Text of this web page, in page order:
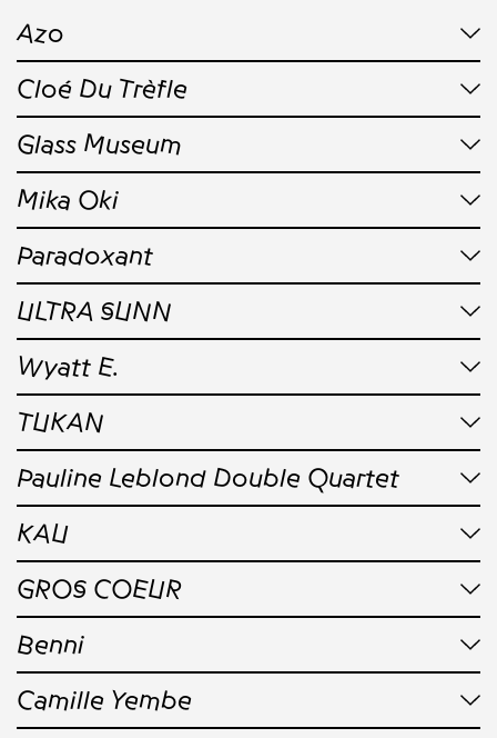
Azo
Cloé Du Trèfle
Glass Museum
Mika Oki
Paradoxant
ULTRA SUNN
Wyatt E.
TUKAN
Pauline Leblond Double Quartet
KAU
GROS COEUR
Benni
Camille Yembe